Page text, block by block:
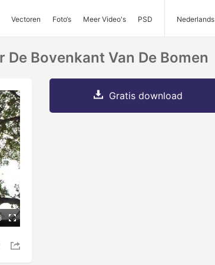
Vectoren Foto‘s Meer Video's PSD Nederlands
Bovenkant Van De Bomen
Gratis download